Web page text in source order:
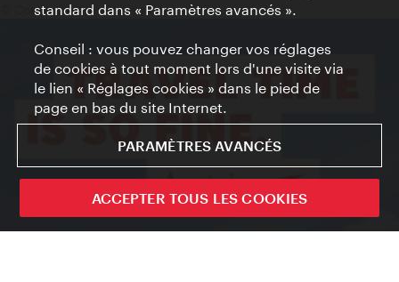
© Copyright WienTourismus
standard dans « Paramètres avancés ».
Conseil : vous pouvez changer vos réglages
de cookies à tout moment lors d'une visite via
le lien « Réglages cookies » dans le pied de
page en bas du site Internet.
PARAMÈTRES AVANCÉS
ACCEPTER TOUS LES COOKIES